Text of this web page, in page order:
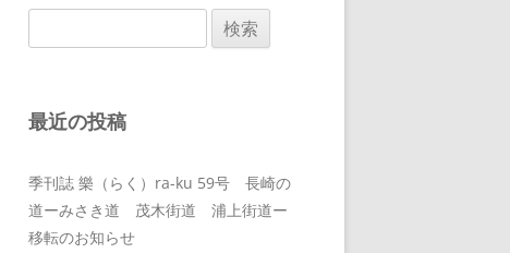
索:
最近の投稿
季刊誌 樂（らく）ra-ku 59号 長崎の
道ーみさき道 茂木街道 浦上街道ー
移転のお知らせ